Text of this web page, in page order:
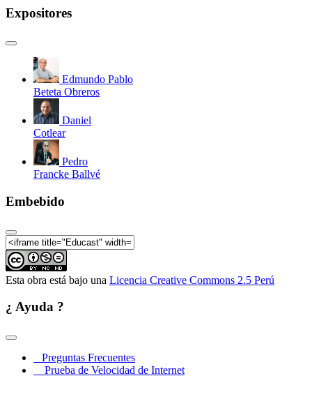
Expositores
Edmundo Pablo
Beteta Obreros
Daniel
Cotlear
Pedro
Francke Ballvé
Embebido
Esta obra está bajo una Licencia Creative Commons 2.5 Perú
¿ Ayuda ?
Preguntas Frecuentes
Prueba de Velocidad de Internet